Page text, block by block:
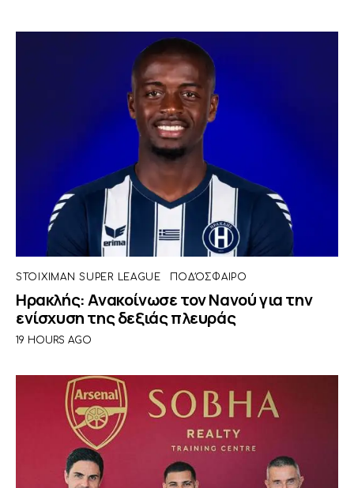
STOIXIMAN SUPER LEAGUE ΠΟΔΌΣΦΑΙΡΟ
Ηρακλής: Ανακοίνωσε τον Νανού για την
ενίσχυση της δεξιάς πλευράς
19 HOURS AGO